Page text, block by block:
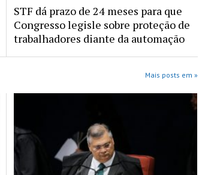
STF dá prazo de 24 meses para que
Congresso legisle sobre proteção de
trabalhadores diante da automação
Mais posts em »